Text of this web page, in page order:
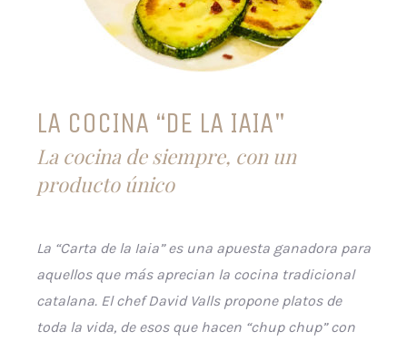
LA COCINA “DE LA IAIA"
La cocina de siempre, con un
producto único
La “Carta de la Iaia” es una apuesta ganadora para
aquellos que más aprecian la cocina tradicional
catalana. El chef David Valls propone platos de
toda la vida, de esos que hacen “chup chup” con